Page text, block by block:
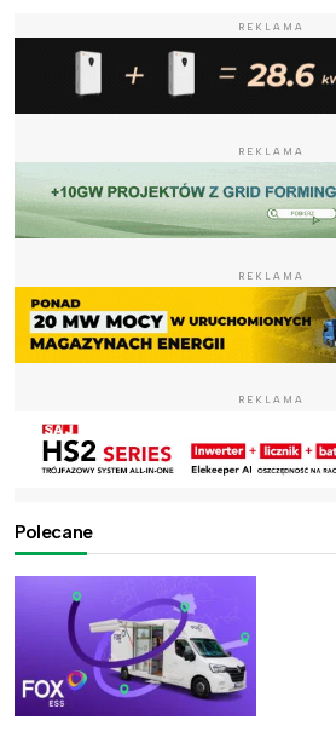
REKLAMA
REKLAMA
REKLAMA
REKLAMA
Polecane